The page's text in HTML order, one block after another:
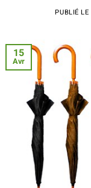
PUBLIÉ LE
15
Avr